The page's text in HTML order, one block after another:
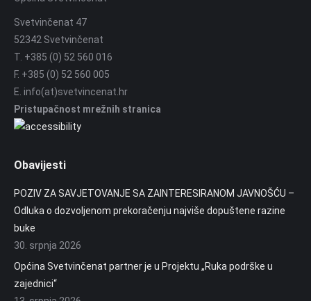
Svetvinčenat 47
52342 Svetvinčenat
T. +385 (0) 52 560 016
F. +385 (0) 52 560 005
E. info(at)svetvincenat.hr
Pristupačnost mrežnih stranica
Obavijesti
POZIV ZA SAVJETOVANJE SA ZAINTERESIRANOM JAVNOŠĆU –
Odluka o dozvoljenom prekoračenju najviše dopuštene razine
buke
30. srpnja 2026
Općina Svetvinčenat partner je u Projektu „Ruka podrške u
zajednici“